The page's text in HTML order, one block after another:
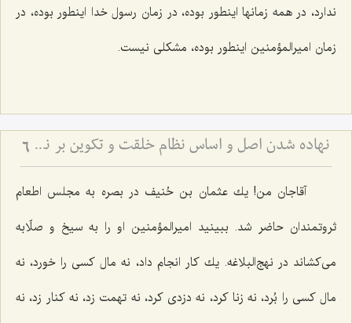
ندارد، در همه زمانها اینطور بوده، در زمان رسول خدا اینطور بوده، در
زمان امیرالمؤمنین اینطور بوده، مشكلی نیست.
نهاده شدن اصل و اساس نظام خلقت و تكوین بر نظم 6
آقاجان من! یك عثمان بن حُنیف در بصره به مجلس اطعام
ثروتمندان حاضر شد. ببینید امیرالمؤمنین او را به سیخ و صلّابه
می‌كشاند در نهج‌البلاغه. یك كار انجام داد، نه مال كسی را خورد، نه
مال كسی را بُرد، نه زنا كرد، نه دزدی كرد، نه تهمت زد، نه كنار زد، نه